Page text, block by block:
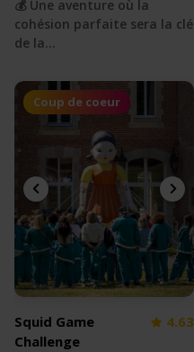
💰 Une aventure où la
cohésion parfaite sera la clé
de la…
Coup de coeur
Squid Game
Challenge
4.63